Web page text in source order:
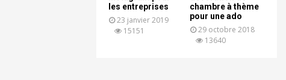
les entreprises
23 janvier 2019
15151
chambre à thème
pour une ado
29 octobre 2018
13640